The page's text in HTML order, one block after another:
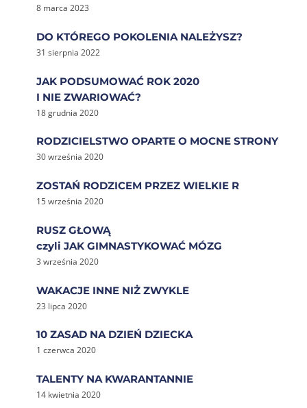
8 marca 2023
DO KTÓREGO POKOLENIA NALEŻYSZ?
31 sierpnia 2022
JAK PODSUMOWAĆ ROK 2020
I NIE ZWARIOWAĆ?
18 grudnia 2020
RODZICIELSTWO OPARTE O MOCNE STRONY
30 września 2020
ZOSTAŃ RODZICEM PRZEZ WIELKIE R
15 września 2020
RUSZ GŁOWĄ
czyli JAK GIMNASTYKOWAĆ MÓZG
3 września 2020
WAKACJE INNE NIŻ ZWYKLE
23 lipca 2020
10 ZASAD NA DZIEŃ DZIECKA
1 czerwca 2020
TALENTY NA KWARANTANNIE
14 kwietnia 2020